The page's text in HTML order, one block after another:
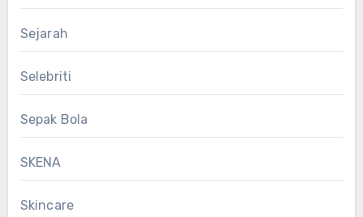
Sejarah
Selebriti
Sepak Bola
SKENA
Skincare